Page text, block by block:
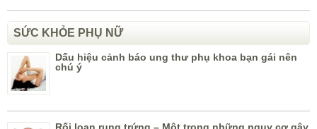
SỨC KHỎE PHỤ NỮ
Dấu hiệu cảnh báo ung thư phụ khoa bạn gái nên
chú ý